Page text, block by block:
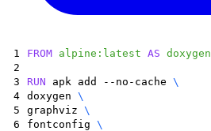
1 FROM alpine:latest AS doxygen
2
3
RUN apk add --no-cache \
4 doxygen \
5
graphviz \
6
fontconfig \